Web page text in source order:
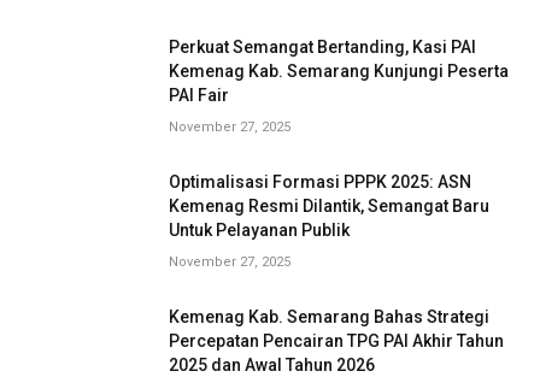
Perkuat Semangat Bertanding, Kasi PAI
Kemenag Kab. Semarang Kunjungi Peserta
PAI Fair
November 27, 2025
Optimalisasi Formasi PPPK 2025: ASN
Kemenag Resmi Dilantik, Semangat Baru
Untuk Pelayanan Publik
November 27, 2025
Kemenag Kab. Semarang Bahas Strategi
Percepatan Pencairan TPG PAI Akhir Tahun
2025 dan Awal Tahun 2026